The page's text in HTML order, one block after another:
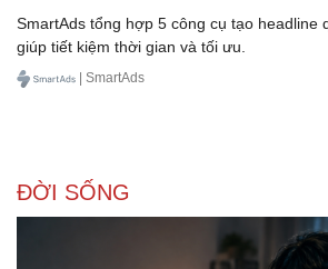
SmartAds tổng hợp 5 công cụ tạo headline
giúp tiết kiệm thời gian và tối ưu.
| SmartAds
ĐỜI SỐNG